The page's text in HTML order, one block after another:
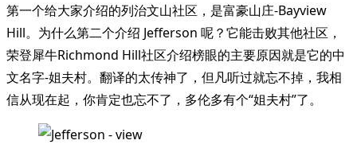
第一个给大家介绍的列治文山社区，是富豪山庄-Bayview
Hill。为什么第二个介绍 Jefferson 呢？它能击败其他社区，
荣登犀牛Richmond Hill社区介绍榜眼的主要原因就是它的中
文名字-姐夫村。翻译的太传神了，但凡听过就忘不掉，我相
信从现在起，你肯定也忘不了，多伦多有个“姐夫村”了。